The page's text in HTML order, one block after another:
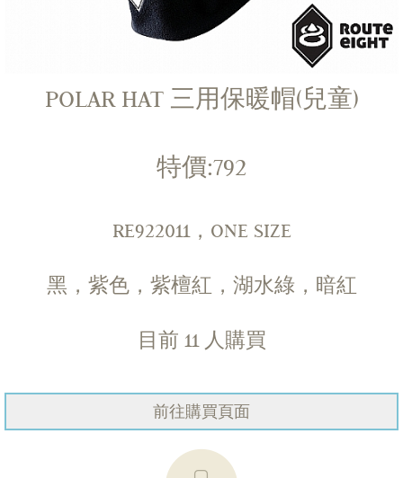
POLAR HAT 三用保暖帽(兒童)
特價:792
RE922011，ONE SIZE
黑，紫色，紫檀紅，湖水綠，暗紅
目前 11人購買